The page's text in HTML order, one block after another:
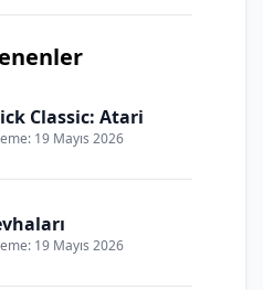
Classic: Atari
19 Mayıs 2026
19 Mayıs 2026